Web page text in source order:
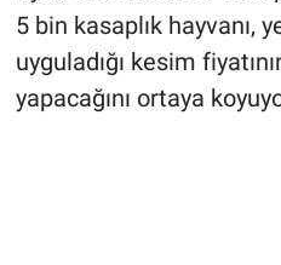
5 bin kasaplık hayvanı,
uyguladığı kesim
yapacağını ortaya